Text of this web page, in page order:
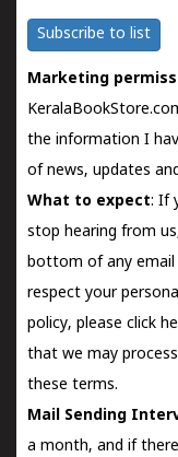
Subscribe to list
Marketing
the information I
of news, updates
What to expect: If
stop hearing from
bottom of any email
respect your
policy, please click
that we may
these terms.
Mail Sending
a month, and if